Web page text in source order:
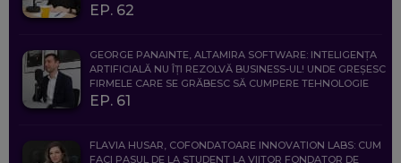
EP. 62
GEORGE PANAINTE, ALTAMIRA SOFTWARE: INTELIGENȚA
ARTIFICIALĂ NU ÎȚI REZOLVĂ BUSINESS-UL! UNDE GREȘESC
FIRMELE CARE SE GRĂBESC SĂ CUMPERE TEHNOLOGIE
EP. 61
FLAVIA HUSAR, COFONDATOARE INNOVATION LABS: CUM
FACI PASUL DE LA STUDENT LA VIITOR FONDATOR DE